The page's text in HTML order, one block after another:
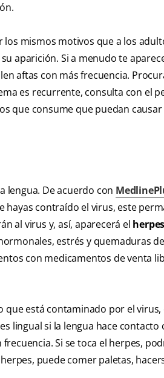
mismos motivos que a los
aparición. Si a menudo te
aftas con más frecuencia.
es recurrente, consulta con el
que consume que puedan
lengua. De acuerdo con
hayas contraído el virus, este
al virus y, así, aparecerá el herpes
estrés y quemaduras
con medicamentos de venta
está contaminado por el
lingual si la lengua hace
Si se toca el herpes,
puede comer paletas,